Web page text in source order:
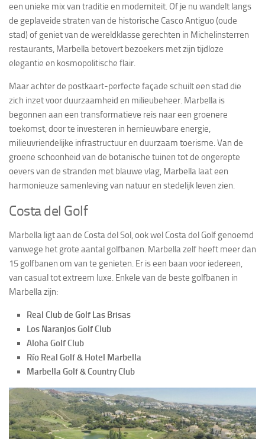
een unieke mix van traditie en moderniteit. Of je nu wandelt langs
de geplaveide straten van de historische Casco Antiguo (oude
stad) of geniet van de wereldklasse gerechten in Michelinsterren
restaurants, Marbella betovert bezoekers met zijn tijdloze
elegantie en kosmopolitische flair.
Maar achter de postkaart-perfecte façade schuilt een stad die
zich inzet voor duurzaamheid en milieubeheer. Marbella is
begonnen aan een transformatieve reis naar een groenere
toekomst, door te investeren in hernieuwbare energie,
milieuvriendelijke infrastructuur en duurzaam toerisme. Van de
groene schoonheid van de botanische tuinen tot de ongerepte
oevers van de stranden met blauwe vlag, Marbella laat een
harmonieuze samenleving van natuur en stedelijk leven zien.
Costa del Golf
Marbella ligt aan de Costa del Sol, ook wel Costa del Golf genoemd
vanwege het grote aantal golfbanen. Marbella zelf heeft meer dan
15 golfbanen om van te genieten. Er is een baan voor iedereen,
van casual tot extreem luxe. Enkele van de beste golfbanen in
Marbella zijn:
Real Club de Golf Las Brisas
Los Naranjos Golf Club
Aloha Golf Club
Río Real Golf & Hotel Marbella
Marbella Golf & Country Club